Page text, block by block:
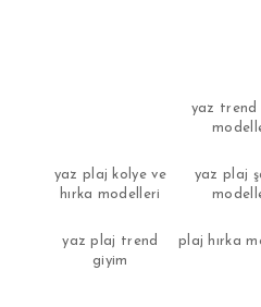
yaz trend
yaz plaj kolye ve
hırka modelleri
yaz plaj
yaz plaj trend
giyim
plaj hırka